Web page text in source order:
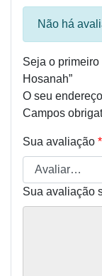
Não há
Seja o
Hosanah”
O seu
Campos
Sua avaliação *
Sua avaliação